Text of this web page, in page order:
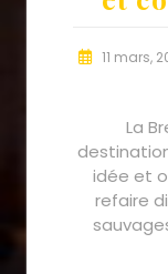
11 mars,
La
idée et
refaire